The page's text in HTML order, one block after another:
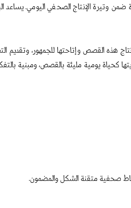
وتيرة الإنتاج الصحفي اليومي. يساعد
هذه القصص وإتاحتها للجمهور، وتقديم
كحياة يومية مليئة بالقصص، ومبنية
صحفية متقنة الشكل والمضمون.